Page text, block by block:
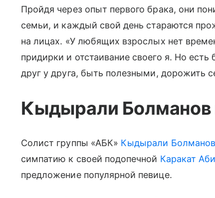
Пройдя через опыт первого брака, они
семьи, и каждый свой день стараются
на лицах. «У любящих взрослых нет
придирки и отстаивание своего я. Но
друг у друга, быть полезными, дорожить
Кыдырали Болманов
Солист группы «АБК» Кыдырали Болманов
симпатию к своей подопечной Каракат
предложение популярной певице.